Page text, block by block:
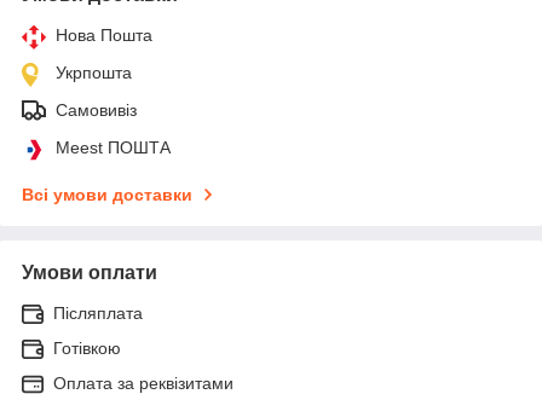
Нова Пошта
Укрпошта
Самовивіз
Meest ПОШТА
Всі умови доставки
Умови оплати
Післяплата
Готівкою
Оплата за реквізитами